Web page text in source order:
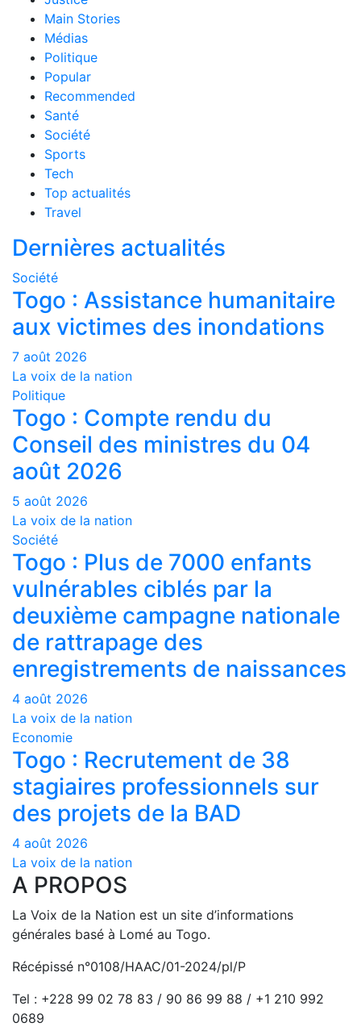
Main Stories
Médias
Politique
Popular
Recommended
Santé
Société
Sports
Tech
Top actualités
Travel
Dernières actualités
Société
Togo : Assistance humanitaire
aux victimes des inondations
7 août 2026
La voix de la nation
Politique
Togo : Compte rendu du
Conseil des ministres du 04
août 2026
5 août 2026
La voix de la nation
Société
Togo : Plus de 7000 enfants
vulnérables ciblés par la
deuxième campagne nationale
de rattrapage des
enregistrements de naissances
4 août 2026
La voix de la nation
Economie
Togo : Recrutement de 38
stagiaires professionnels sur
des projets de la BAD
4 août 2026
La voix de la nation
A PROPOS
La Voix de la Nation est un site d’informations
générales basé à Lomé au Togo.
Récépissé n°0108/HAAC/01-2024/pl/P
Tel : +228 99 02 78 83 / 90 86 99 88 / +1 210 992
0689